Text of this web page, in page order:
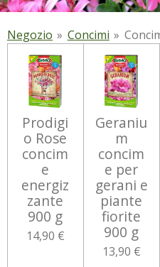
Negozio » Concimi »
Prodigi
o Rose
concim
e
energiz
zante
900 g
14,90 €
Geraniu
m
concim
e per
gerani e
piante
fiorite
900 g
13,90 €